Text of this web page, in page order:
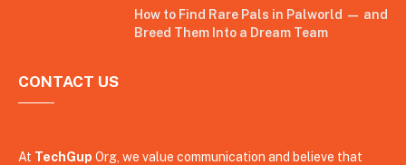
How to Find Rare Pals in Palworld — and
Breed Them Into a Dream Team
CONTACT US
At TechGup Org, we value communication and believe that